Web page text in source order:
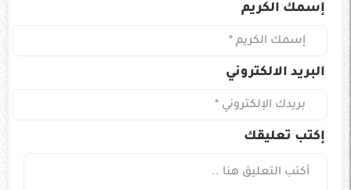
إسمك الكريم
البريد الالكتروني
إكتب تعليقك